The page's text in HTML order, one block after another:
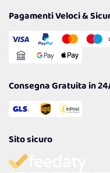
Cookie Policy
Gestisci Cookie
Reso Facile e Veloce
Pagamenti Veloci &
Consegna Gratuita in
Sito sicuro